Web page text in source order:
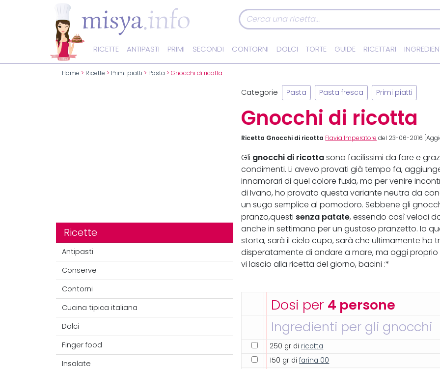
RICETTE ANTIPASTI PRIMI SECONDI CONTORNI DOLCI TORTE GUIDE RICETTARI
Home > Ricette > Primi piatti > Pasta > Gnocchi di ricotta
Ricette
Antipasti
Conserve
Contorni
Cucina tipica italiana
Dolci
Finger food
Insalate
Categorie Pasta Pasta fresca Primi piatti
Gnocchi di ricotta
Ricetta Gnocchi di ricotta Flavia Imperatore del 23-06-2016
Gli gnocchi di ricotta sono facilissimi da fare e
condimenti. Li avevo provati già tempo fa,
innamorari di quel colore fuxia, ma per venire
di Ivano, ho provato questa variante neutra da
un sugo semplice al pomodoro. Sebbene gli
pranzo,questi senza patate, essendo così veloci
anche in settimana per un gustoso pranzetto. Io
storta, sarà il cielo cupo, sarà che ultimamente ho
disperatamente di andare a mare, ma oggi
vi lascio alla ricetta del giorno, bacini :*
Dosi per 4 persone
Ingredienti per gli gnocchi
250 gr di ricotta
150 gr difarina 00